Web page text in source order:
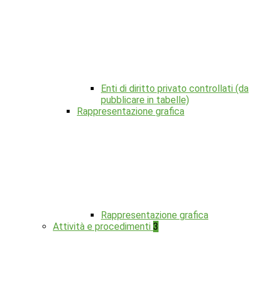
Enti di diritto privato controllati (da
pubblicare in tabelle)
Rappresentazione grafica
Rappresentazione grafica
Attività e procedimenti 3